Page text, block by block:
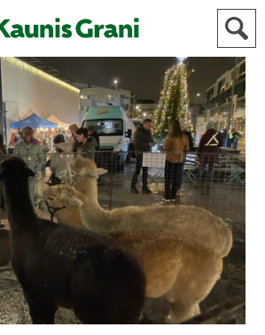
STADEN
AKTUELLT
IDROTT
KULTUR
HISTORIA
ALLMÄN
FÖR
ANNONSÖRER